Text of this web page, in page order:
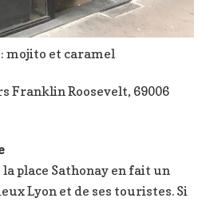
mojito et caramel
Franklin Roosevelt, 69006
place Sathonay en fait un
Lyon et de ses touristes. Si